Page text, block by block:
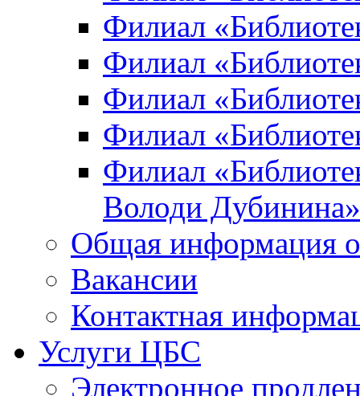
Филиал
Филиал
Филиал
Филиал
Филиал
Володи Дубинина»
Общая информация
Вакансии
Контактная
Услуги ЦБС
Электронное